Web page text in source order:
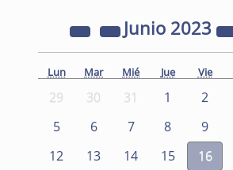
Junio 2023
Lun Mar Mié Jue Vie
29 30 31 1 2
5
6 7 8 9
12
13 14 15 16